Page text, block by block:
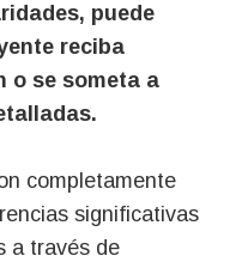
puede
reciba
o se someta a
completamente
significativas
a través de